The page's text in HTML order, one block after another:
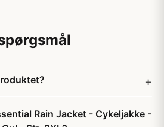
Rain Jacket - Cykeljakke -